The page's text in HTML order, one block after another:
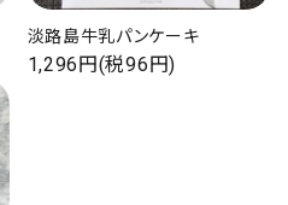
淡路島牛乳パンケーキ
1,296円(税96円)